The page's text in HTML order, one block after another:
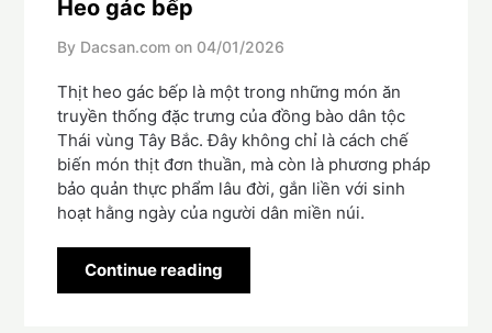
Heo gác bếp
By Dacsan.com on 04/01/2026
Thịt heo gác bếp là một trong những món ăn
truyền thống đặc trưng của đồng bào dân tộc
Thái vùng Tây Bắc. Đây không chỉ là cách chế
biến món thịt đơn thuần, mà còn là phương pháp
bảo quản thực phẩm lâu đời, gắn liền với sinh
hoạt hằng ngày của người dân miền núi.
Continue reading